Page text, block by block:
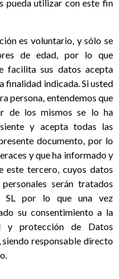
pueda utilizar con este fin
es voluntario, y sólo se
de edad, por lo que
facilita sus datos acepta
finalidad indicada. Si usted
persona, entendemos que
de los mismos se lo ha
y acepta todas las
documento, por lo
y que ha informado y
este tercero, cuyos datos
serán tratados
por lo que una vez
su consentimiento a la
y protección de Datos
, siendo responsable directo